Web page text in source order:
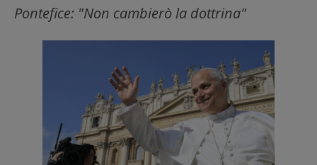
Pontefice: "Non cambierò la dottrina"